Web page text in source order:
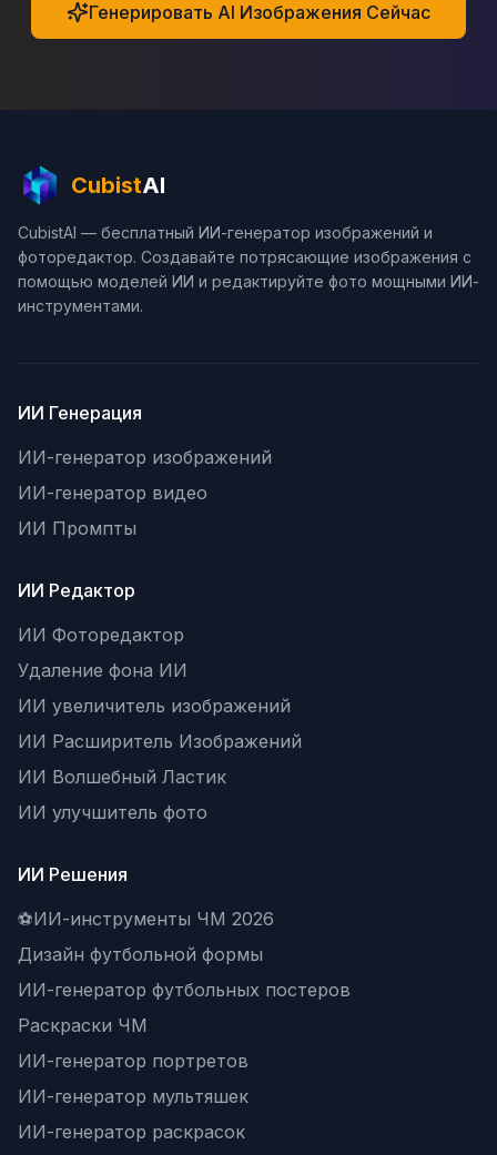
Генерировать AI Изображения Сейчас
CubistAI
CubistAI — бесплатный ИИ-генератор изображений и
фоторедактор. Создавайте потрясающие изображения с
помощью моделей ИИ и редактируйте фото мощными ИИ-
инструментами.
ИИ Генерация
ИИ-генератор изображений
ИИ-генератор видео
ИИ Промпты
ИИ Редактор
ИИ Фоторедактор
Удаление фона ИИ
ИИ увеличитель изображений
ИИ Расширитель Изображений
ИИ Волшебный Ластик
ИИ улучшитель фото
ИИ Решения
⚽ИИ-инструменты ЧМ 2026
Дизайн футбольной формы
ИИ-генератор футбольных постеров
Раскраски ЧМ
ИИ-генератор портретов
ИИ-генератор мультяшек
ИИ-генератор раскрасок